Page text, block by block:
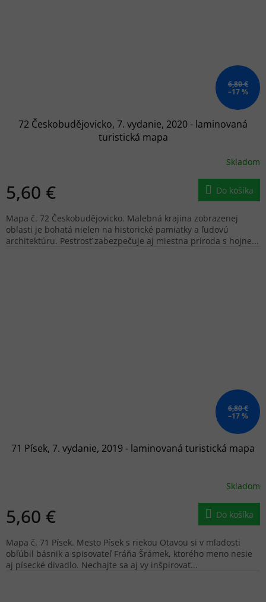
6,80 €
–17 %
72 Českobudějovicko, 7. vydanie, 2020 - laminovaná
turistická mapa
Skladom
5,60 € Do košíka
Mapa č. 72 Českobudějovicko. Malebná krajina zobrazenej
oblasti je bohatá nielen na historické pamiatky a ľudovú
architektúru. Pestrosť zabezpečuje aj miestna príroda s hojne...
6,80 €
–17 %
71 Písek, 7. vydanie, 2019 - laminovaná turistická mapa
Skladom
5,60 € Do košíka
Mapa č. 71 Písek. Mesto Písek s riekou Otavou si v mladosti
obľúbil básnik a spisovateľ Fráňa Šrámek, ktorého meno nesie
aj písecké divadlo. Nechajte sa aj vy inšpirovať...